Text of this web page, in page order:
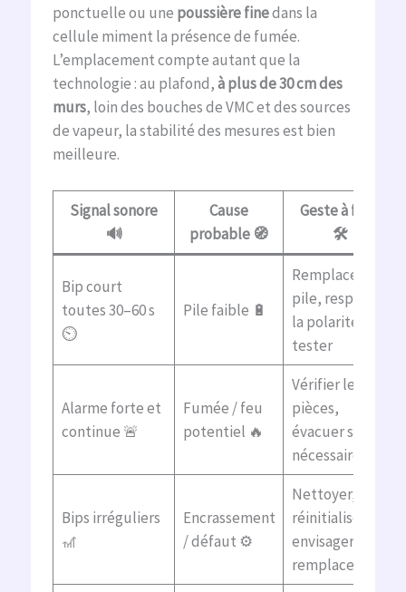
ponctuelle ou une poussière finedans la
cellule miment la présence de fumée.
L’emplacement compte autant que la
technologie : au plafond,à plus de 30 cm des
murs, loin des bouches de VMC et des sources
de vapeur, la stabilité des mesures est bien
meilleure.
Signal sonore
🔊
Cause
probable 🧭
Geste à faire
🛠️
Bip court
toutes 30–60 s
⏲️
Pile faible 🔋
Remplacer la
pile, respecter
la polarité,
tester
Alarme forte et
continue 🚨
Fumée / feu
potentiel 🔥
Vérifier les
pièces,
évacuer si
nécessaire
Bips irréguliers
🎢
Encrassement
/ défaut ⚙️
Nettoyer,
réinitialiser,
envisager
remplacement